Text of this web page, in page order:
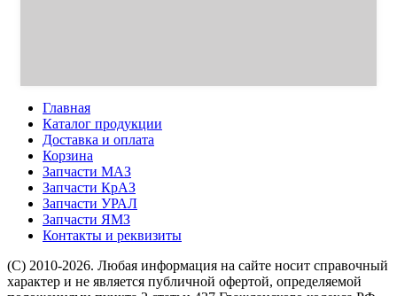
Главная
Каталог продукции
Доставка и оплата
Корзина
Запчасти МАЗ
Запчасти КрАЗ
Запчасти УРАЛ
Запчасти ЯМЗ
Контакты и реквизиты
(C) 2010-2026. Любая информация на сайте носит справочный
характер и не является публичной офертой, определяемой